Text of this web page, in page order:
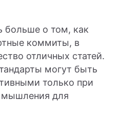
больше о том, как
коммиты, в
отличных статей.
могут быть
только при
мышления для